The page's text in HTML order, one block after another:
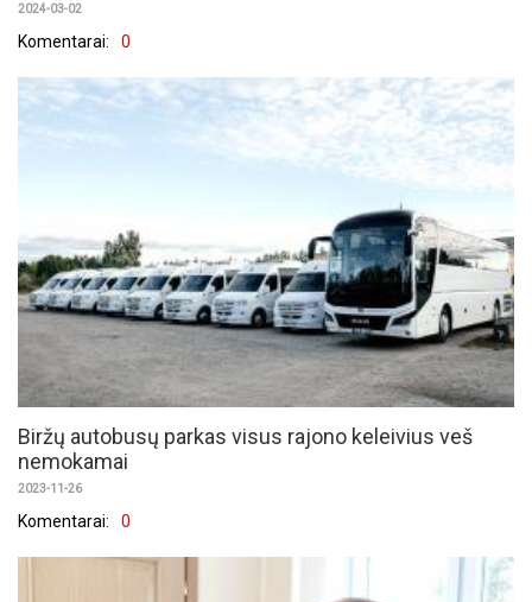
2024-03-02
Komentarai: 0
Biržų autobusų parkas visus rajono keleivius veš
nemokamai
2023-11-26
Komentarai: 0